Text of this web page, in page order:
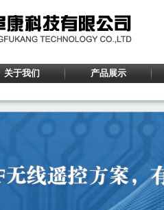
关于我们 产品展示